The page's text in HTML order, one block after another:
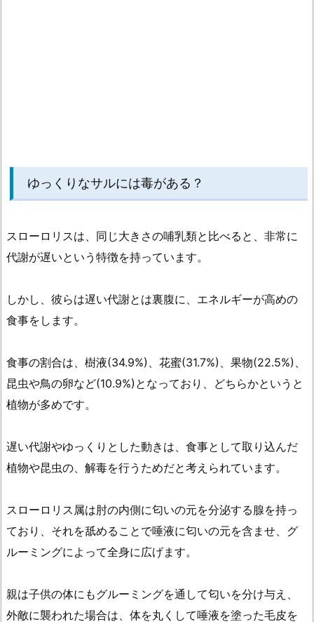
ゆっくりなサルには毒がある？
スローロリスは、同じ大きさの哺乳類と比べると、非常に
代謝が遅いという特徴を持っています。
しかし、彼らは遅い代謝とは裏腹に、エネルギーが高めの
食事をします。
食事の割合は、樹液(34.9%)、花蜜(31.7%)、果物(22.5%)、
昆虫や鳥の卵など(10.9%)となっており、どちらかというと
植物が多めです。
遅い代謝やゆっくりとした動きは、食事として取り込んだ
植物や昆虫の、解毒を行うためだと考えられています。
スローロリス属は肘の内側に匂いの元を分泌する腺を持っ
ており、それを舐めることで唾液に匂いの元を含ませ、グ
ルーミングによって全身に広げます。
親は子供の体にもグルーミングを通して匂いを分け与え、
外敵に襲われた場合は、体を丸くして唾液を塗った毛皮を